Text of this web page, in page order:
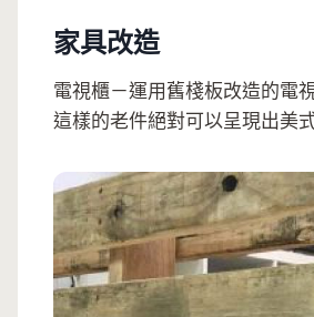
家具改造
電視櫃－運用舊棧板改造的電
這樣的老件絕對可以呈現出美